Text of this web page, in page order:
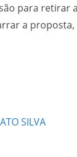
para retirar
a
SILVA